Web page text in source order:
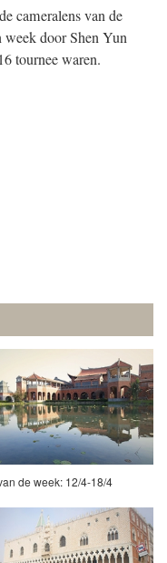
cameralens van de
week door Shen Yun
tournee waren.
de week: 12/4-18/4